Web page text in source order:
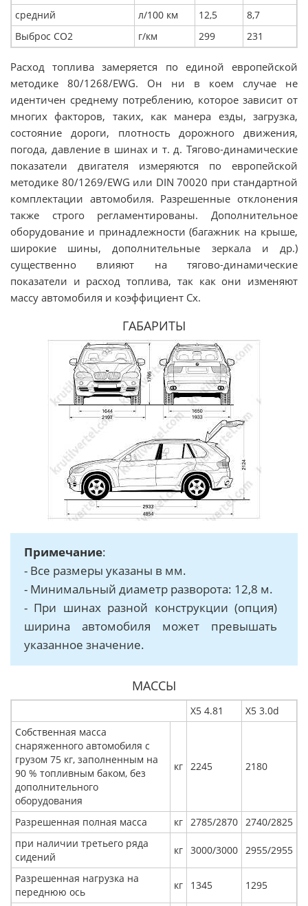
средний
л/100 км 12,5
8,7
Выброс СО2
г/км 299 231
Расход топлива замеряется по единой европейской
методике 80/1268/EWG. Он ни в коем случае не
идентичен среднему потреблению, которое зависит от
многих факторов, таких, как манера езды, загрузка,
состояние дороги, плотность дорожного движения,
погода, давление в шинах и т. д. Тягово-динамические
показатели двигателя измеряются по европейской
методике 80/1269/EWG или DIN 70020 при стандартной
комплектации автомобиля. Разрешенные отклонения
также строго регламентированы. Дополнительное
оборудование и принадлежности (багажник на крыше,
широкие шины, дополнительные зеркала и др.)
существенно влияют на тягово-динамические
показатели и расход топлива, так как они изменяют
массу автомобиля и коэффициент Сx.
ГАБАРИТЫ
Примечание:
- Все размеры указаны в мм.
- Минимальный диаметр разворота: 12,8 м.
- При шинах разной конструкции (опция)
ширина автомобиля может превышать
указанное значение.
МАССЫ
Х5 4.81
Х5 3.0d
Собственная масса
снаряженного автомобиля с
грузом 75 кг, заполненным на
90 % топливным баком, без
дополнительного
оборудования
кг 2245 2180
Разрешенная полная масса кг 2785/2870 2740/2825
при наличии третьего ряда
сидений
кг 3000/3000 2955/2955
Разрешенная нагрузка на
переднюю ось
кг 1345 1295